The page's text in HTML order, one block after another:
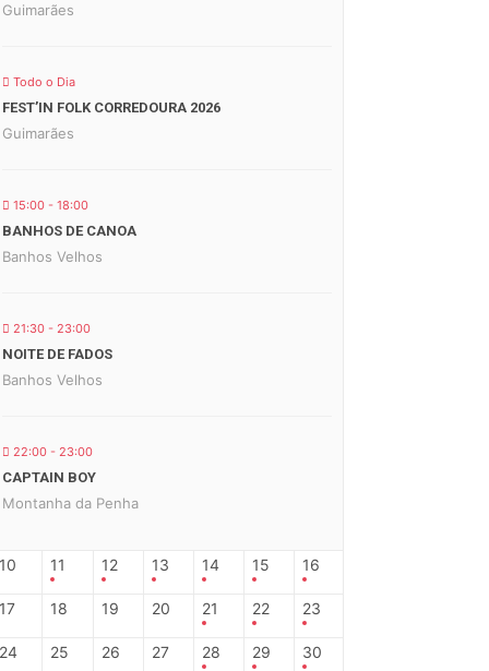
Guimarães
Todo o Dia
FEST’IN FOLK CORREDOURA 2026
Guimarães
15:00 - 18:00
BANHOS DE CANOA
Banhos Velhos
21:30 - 23:00
NOITE DE FADOS
Banhos Velhos
22:00 - 23:00
CAPTAIN BOY
Montanha da Penha
10 11 12 13 14 15 16
17 18 19 20 21 22 23
24 25 26 27 28 29 30